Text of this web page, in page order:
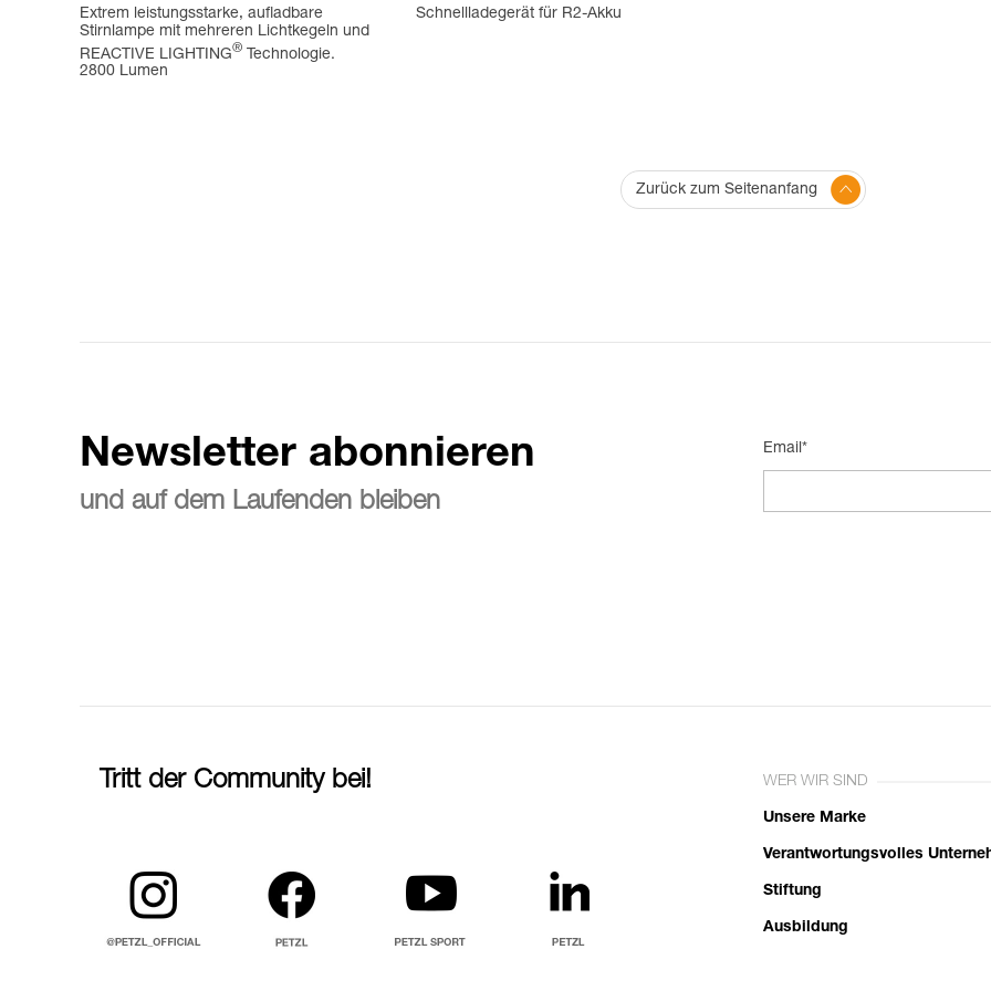
Extrem leistungsstarke, aufladbare
Stirnlampe mit mehreren Lichtkegeln und
REACTIVE LIGHTING®
Technologie.
2800 Lumen
Schnellladegerät für R2-Akku
Zurück zum Seitenanfang
Newsletter abonnieren
und auf dem Laufenden bleiben
Email*
Tritt der Community bei! WER WIR SIND
Unsere Marke
Verantwortungsvolles
Stiftung
Ausbildung